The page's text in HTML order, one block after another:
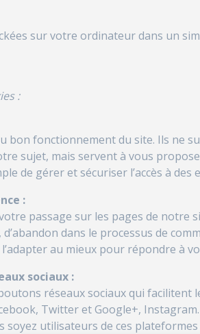
sur votre ordinateur dans un
:
bon fonctionnement du site. Ils ne
sujet, mais servent à vous
de gérer et sécuriser l’accès à
:
passage sur les pages de notre
dans le processus de
au mieux pour répondre à
sociaux :
réseaux sociaux qui
Twitter et Google+,
utilisateurs de ces